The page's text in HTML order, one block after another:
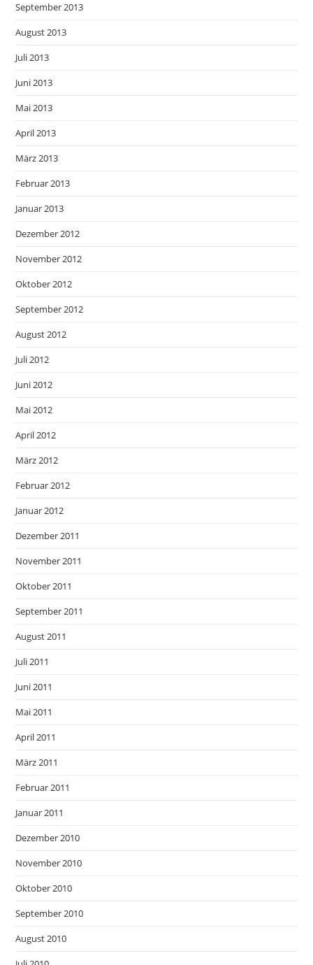
September 2013
August 2013
Juli 2013
Juni 2013
Mai 2013
April 2013
März 2013
Februar 2013
Januar 2013
Dezember 2012
November 2012
Oktober 2012
September 2012
August 2012
Juli 2012
Juni 2012
Mai 2012
April 2012
März 2012
Februar 2012
Januar 2012
Dezember 2011
November 2011
Oktober 2011
September 2011
August 2011
Juli 2011
Juni 2011
Mai 2011
April 2011
März 2011
Februar 2011
Januar 2011
Dezember 2010
November 2010
Oktober 2010
September 2010
August 2010